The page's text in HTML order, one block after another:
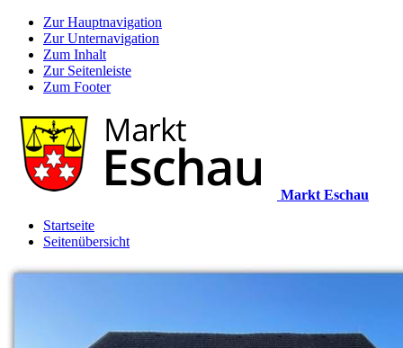
Zur Hauptnavigation
Zur Unternavigation
Zum Inhalt
Zur Seitenleiste
Zum Footer
Markt Eschau
Startseite
Seitenübersicht